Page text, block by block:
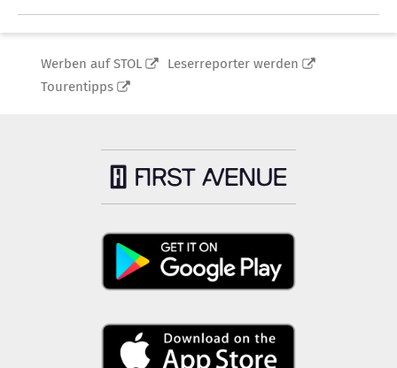
Werben auf STOL
Leserreporter werden
Tourentipps